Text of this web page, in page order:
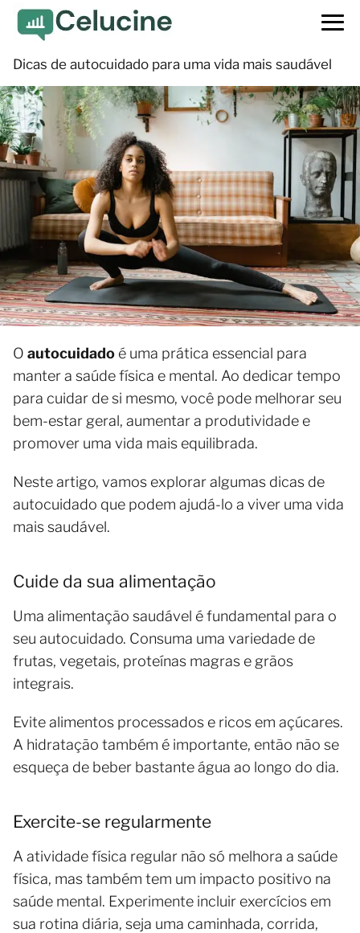
Dicas de autocuidado para uma vida mais saudável
O autocuidado é uma prática essencial para
manter a saúde física e mental. Ao dedicar tempo
para cuidar de si mesmo, você pode melhorar seu
bem-estar geral, aumentar a produtividade e
promover uma vida mais equilibrada.
Neste artigo, vamos explorar algumas dicas de
autocuidado que podem ajudá-lo a viver uma vida
mais saudável.
Cuide da sua alimentação
Uma alimentação saudável é fundamental para o
seu autocuidado. Consuma uma variedade de
frutas, vegetais, proteínas magras e grãos
integrais.
Evite alimentos processados e ricos em açúcares.
A hidratação também é importante, então não se
esqueça de beber bastante água ao longo do dia.
Exercite-se regularmente
A atividade física regular não só melhora a saúde
física, mas também tem um impacto positivo na
saúde mental. Experimente incluir exercícios em
sua rotina diária, seja uma caminhada, corrida,